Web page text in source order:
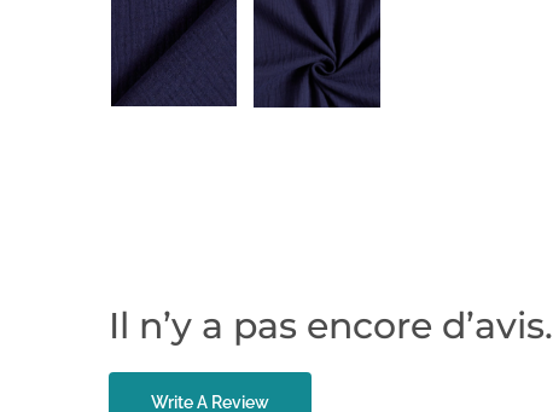
Il n’y a pas encore d’avis.
Write A Review